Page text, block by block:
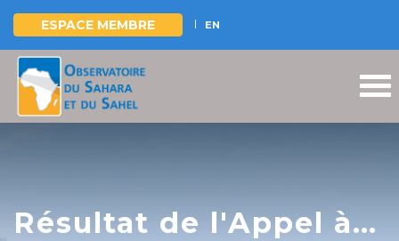
Aller
contenu
ESPACE MEMBRE EN
Résultat de l'Appel à